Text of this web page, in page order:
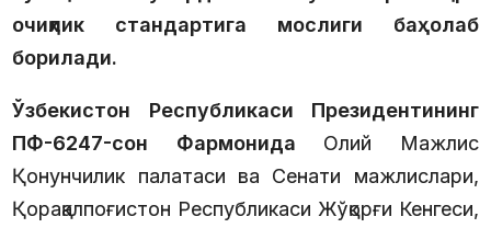
очиқлик стандартига мослиги баҳолаб
борилади.
Ўзбекистон Республикаси Президентининг
ПФ-6247-сон Фармонида Олий Мажлис
Қонунчилик палатаси ва Сенати мажлислари,
Қорақалпоғистон Республикаси Жўқорғи Кенгеси,